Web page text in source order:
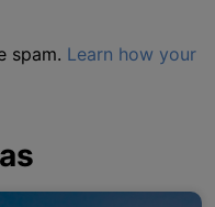
spam. Learn how your